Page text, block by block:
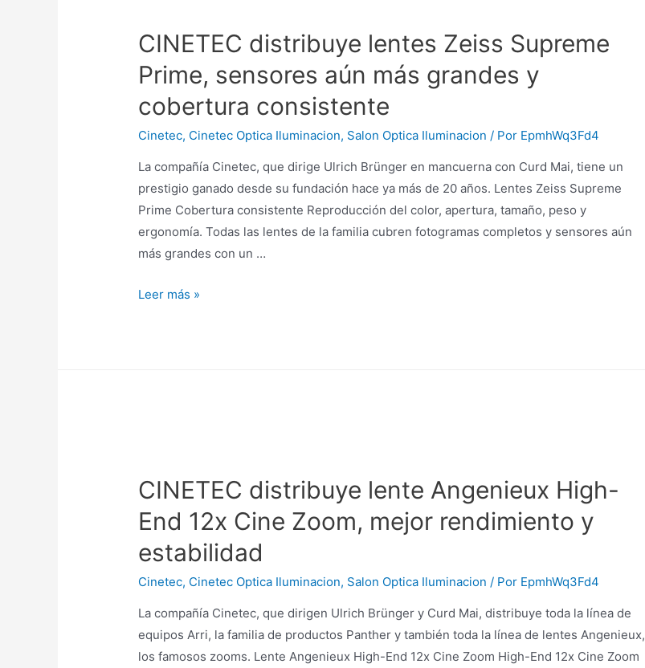
con
la
cámara
Alexa
Mini
lentes
ZEISS
CINETEC distribuye lentes Zeiss Supreme
Prime, sensores aún más grandes y
cobertura consistente
Cinetec, Cinetec Optica Iluminacion, Salon Optica Iluminacion / Por EpmhWq3Fd4
La compañía Cinetec, que dirige Ulrich Brünger en mancuerna con Curd Mai, tiene un
prestigio ganado desde su fundación hace ya más de 20 años. Lentes Zeiss Supreme
Prime Cobertura consistente Reproducción del color, apertura, tamaño, peso y
ergonomía. Todas las lentes de la familia cubren fotogramas completos y sensores aún
más grandes con un …
CINETEC
grandes
y
cobertura
consistente
Leer más »
CINETEC distribuye lente Angenieux High-
End 12x Cine Zoom, mejor rendimiento y
estabilidad
Cinetec, Cinetec Optica Iluminacion, Salon Optica Iluminacion / Por EpmhWq3Fd4
La compañía Cinetec, que dirigen Ulrich Brünger y Curd Mai, distribuye toda la línea de
equipos Arri, la familia de productos Panther y también toda la línea de lentes Angenieux,
los famosos zooms. Lente Angenieux High-End 12x Cine Zoom High-End 12x Cine Zoom